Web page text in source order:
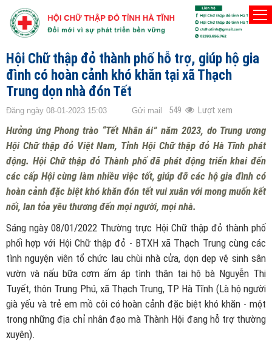
TRANG CHỦ THÀNH PHỐ HÀ TĨNH
Hội Chữ thập đỏ thành phố hỗ trợ, giúp hộ gia
đình có hoàn cảnh khó khăn tại xã Thạch
Trung dọn nhà đón Tết
Đăng ngày 08-01-2023 15:03 Gửi mail 549 Lượt xem
Hưởng ứng Phong trào “Tết Nhân ái” năm 2023, do Trung ương
Hội Chữ thập đỏ Việt Nam, Tỉnh Hội Chữ thập đỏ Hà Tĩnh phát
động. Hội Chữ thập đỏ Thành phố đã phát động triển khai đến
các cấp Hội cùng làm nhiều việc tốt, giúp đỡ các hộ gia đình có
hoàn cảnh đặc biệt khó khăn đón tết vui xuân với mong muốn kết
nối, lan tỏa yêu thương đến mọi người, mọi nhà.
Sáng ngày 08/01/2022 Thường trực Hội Chữ thập đỏ thành phố
phối hợp với Hội Chữ thập đỏ - BTXH xã Thạch Trung cùng các
tình nguyện viên tổ chức lau chùi nhà cửa, dọn dẹp vệ sinh sân
vườn và nấu bữa cơm ấm áp tình thân tại hộ bà Nguyễn Thị
Tuyết, thôn Trung Phú, xã Thạch Trung, TP Hà Tĩnh (Là hộ người
già yếu và trẻ em mồ côi có hoàn cảnh đặc biệt khó khăn - một
trong những địa chỉ nhân đạo mà Thành Hội đang hỗ trợ thường
xuyên).